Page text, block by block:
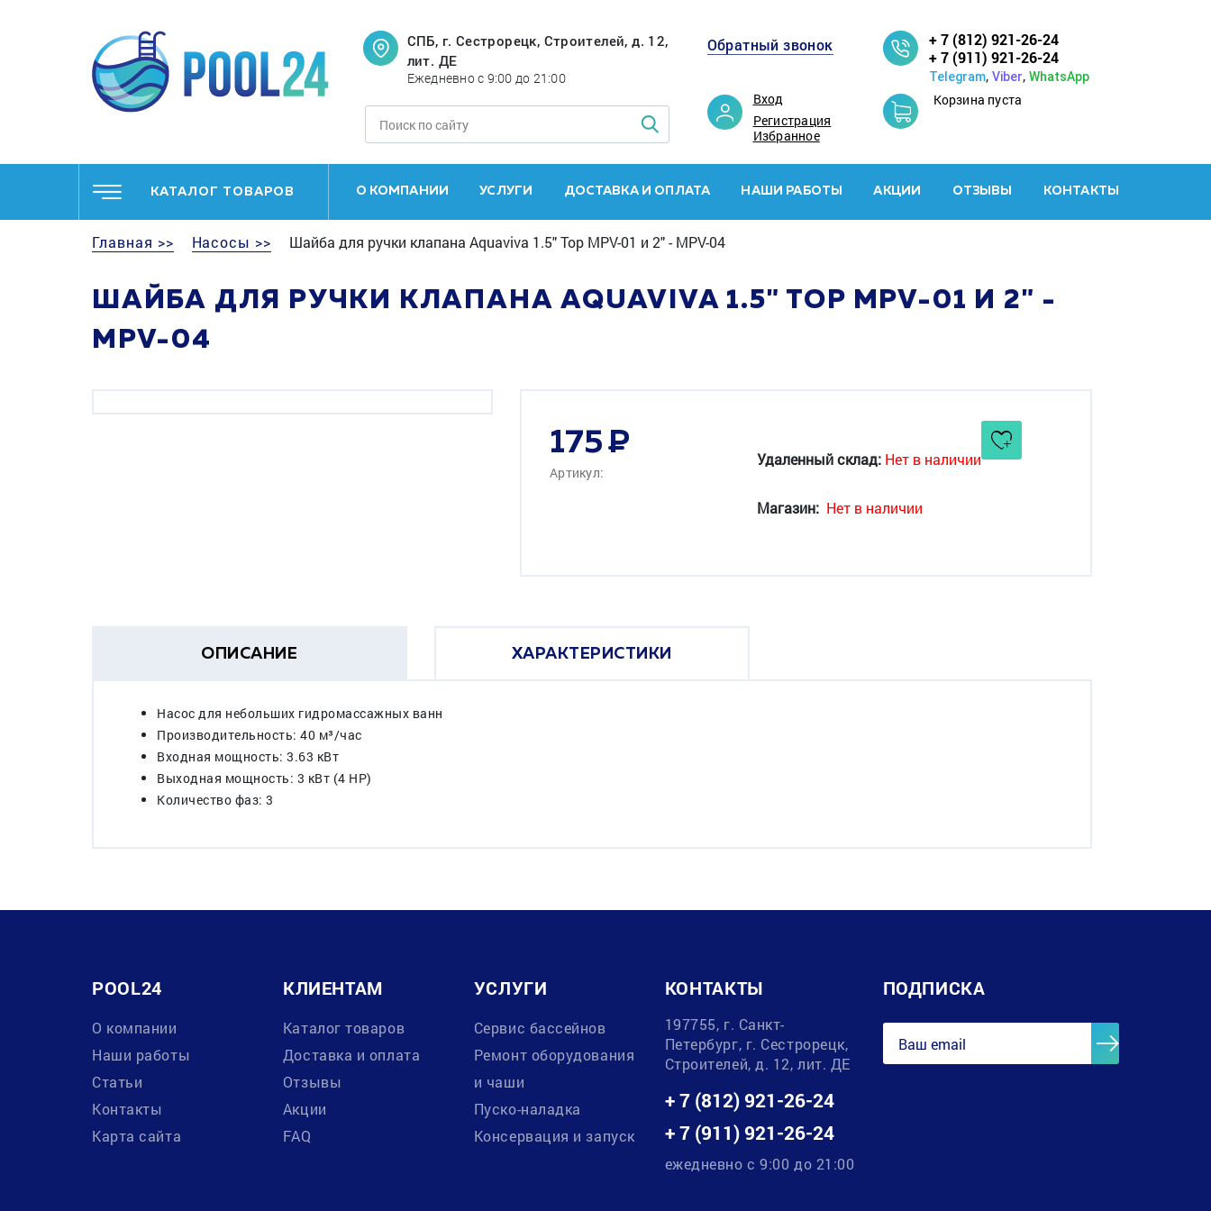
СПБ, г. Сестрорецк, Строителей, д. 12,
лит. ДЕ
Ежедневно с 9:00 до 21:00
Обратный звонок
Вход
Регистрация
Избранное
+ 7 (812) 921-26-24
+ 7 (911) 921-26-24
Telegram, Viber, WhatsApp
Корзина пуста
КАТАЛОГ ТОВАРОВ О КОМПАНИИ УСЛУГИ ДОСТАВКА И ОПЛАТА НАШИ РАБОТЫ АКЦИИ ОТЗЫВЫ КОНТАКТЫ
Главная >> Насосы >> Шайба для ручки клапана Aquaviva 1.5" Top MPV-01 и 2" - MPV-04
ШАЙБА ДЛЯ РУЧКИ КЛАПАНА AQUAVIVA 1.5" TOP MPV-01 И 2" -
MPV-04
175
Артикул:
Удаленный склад: Нет в наличии
Магазин: Нет в наличии
ОПИСАНИЕ ХАРАКТЕРИСТИКИ
Насос для небольших гидромассажных ванн
Производительность: 40 м³/час
Входная мощность: 3.63 кВт
Выходная мощность: 3 кВт (4 HP)
Количество фаз: 3
POOL24
О компании
Наши работы
Статьи
Контакты
Карта сайта
КЛИЕНТАМ
Каталог товаров
Доставка и оплата
Отзывы
Акции
FAQ
УСЛУГИ
Сервис бассейнов
Ремонт оборудования
и чаши
Пуско-наладка
Консервация и запуск
КОНТАКТЫ
197755, г. Санкт-
Петербург, г. Сестрорецк,
Строителей, д. 12, лит. ДЕ
+ 7 (812) 921-26-24
+ 7 (911) 921-26-24
ежедневно с 9:00 до 21:00
ПОДПИСКА